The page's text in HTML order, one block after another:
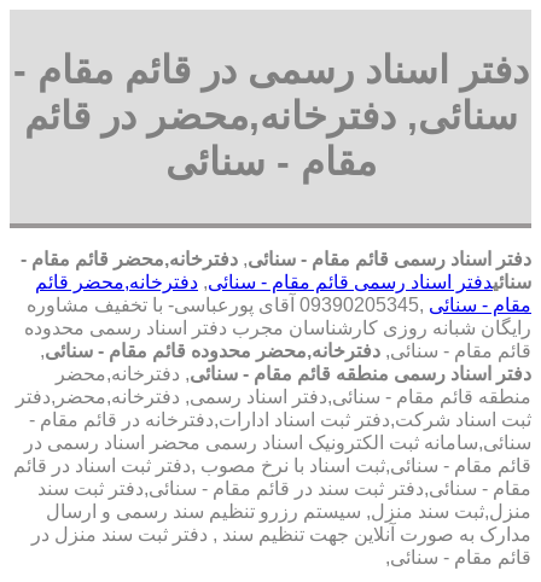
دفتر اسناد رسمی در قائم مقام -
سنائی, دفترخانه,محضر در قائم
مقام - سنائی
دفتر اسناد رسمی قائم مقام - سنائی, دفترخانه,محضر قائم مقام -
سنائیدفتر اسناد رسمی قائم مقام - سنائی, دفترخانه,محضر قائم
مقام - سنائی
,09390205345 آقای پورعباسی- با تخفیف مشاوره
رايگان شبانه روزی کارشناسان مجرب دفتر اسناد رسمی محدوده
قائم مقام - سنائی, دفترخانه,محضر محدوده قائم مقام - سنائی,
دفتر اسناد رسمی منطقه قائم مقام - سنائی, دفترخانه,محضر
منطقه قائم مقام - سنائی,دفتر اسناد رسمی, دفترخانه,محضر,دفتر
ثبت اسناد شرکت,دفتر ثبت اسناد ادارات,دفترخانه در قائم مقام -
سنائی,سامانه ثبت الکترونیک اسناد رسمی محضر اسناد رسمی در
قائم مقام - سنائی,ثبت اسناد با نرخ مصوب ,دفتر ثبت اسناد در قائم
مقام - سنائی,دفتر ثبت سند در قائم مقام - سنائی,دفتر ثبت سند
منزل,ثبت سند منزل, سیستم رزرو تنظیم سند رسمی و ارسال
مدارک به صورت آنلاین جهت تنظیم سند , دفتر ثبت سند منزل در
قائم مقام - سنائی,